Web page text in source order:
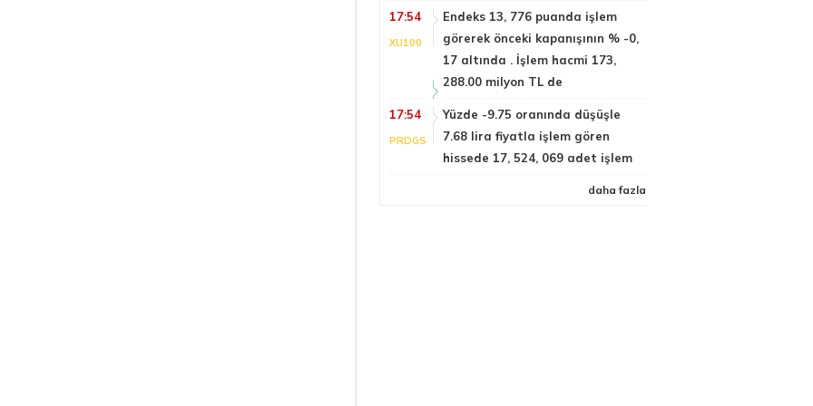
17:54
XU100
Endeks 13, 776 puanda işlem
görerek önceki kapanışının % -0,
17 altında . İşlem hacmi 173,
288.00 milyon TL de
17:54
PRDGS
Yüzde -9.75 oranında düşüşle
7.68 lira fiyatla işlem gören
hissede 17, 524, 069 adet işlem
daha fazla